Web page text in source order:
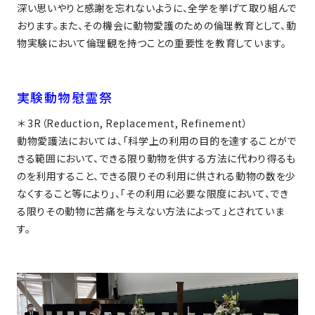
深い思いやりと感謝を忘れないように、全学を挙げて取り組んで
おります。また、その機会に動物愛護のための倫理教育として、動
物実験において倫理観を持つことの重要性を教育しています。
実験動物慰霊祭
＊ 3R（Reduction, Replacement, Refinement）
動物愛護法においては、「科学上の利用の目的を達することがで
きる範囲において、できる限り動物を供する方法に代わり得るも
のを利用すること、できる限りその利用に供される動物の数を少
なくすること等により」、「その利用に必要な限度において、でき
る限りその動物に苦痛を与えない方法によって」とされていま
す。